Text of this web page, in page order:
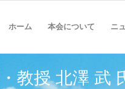
ホーム 本会について ニ
教授 北澤 武